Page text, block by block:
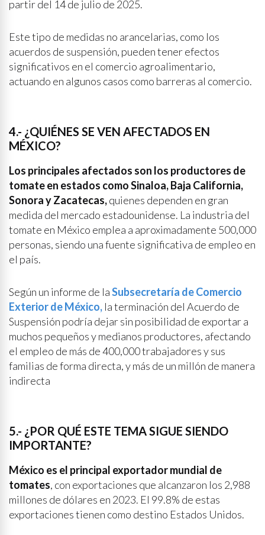
partir del 14 de julio de 2025.
Este tipo de medidas no arancelarias, como los
acuerdos de suspensión, pueden tener efectos
significativos en el comercio agroalimentario,
actuando en algunos casos como barreras al comercio.
4.- ¿QUIÉNES SE VEN AFECTADOS EN
MÉXICO?
Los principales afectados son los productores de
tomate en estados como Sinaloa, Baja California,
Sonora y Zacatecas,quienes dependen en gran
medida del mercado estadounidense. La industria del
tomate en México emplea a aproximadamente 500,000
personas, siendo una fuente significativa de empleo en
el país.
Según un informe de laSubsecretaría de Comercio
Exterior de México, la terminación del Acuerdo de
Suspensión podría dejar sin posibilidad de exportar a
muchos pequeños y medianos productores, afectando
el empleo de más de 400,000 trabajadores y sus
familias de forma directa, y más de un millón de manera
indirecta
5.- ¿POR QUÉ ESTE TEMA SIGUE SIENDO
IMPORTANTE?
México es el principal exportador mundial de
tomates, con exportaciones que alcanzaron los 2,988
millones de dólares en 2023. El 99.8% de estas
exportaciones tienen como destino Estados Unidos.